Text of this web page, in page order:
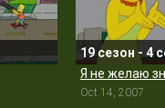
19 сезон - 4
Oct 14, 2007